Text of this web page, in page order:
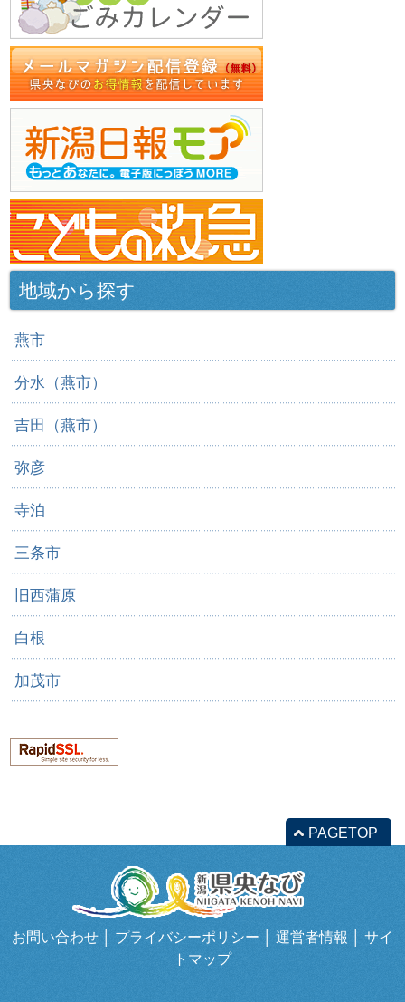
地域から探す
燕市
分水（燕市）
吉田（燕市）
弥彦
寺泊
三条市
旧西蒲原
白根
加茂市
PAGETOP
お問い合わせ プライバシーポリシー 運営者情報
サイ
トマップ